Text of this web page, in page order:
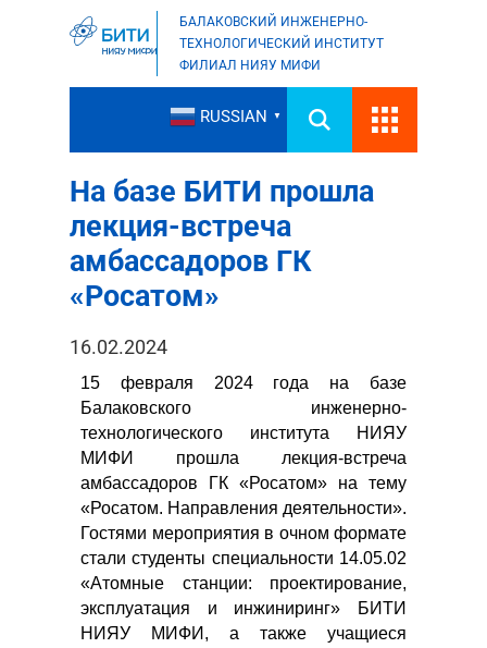
БАЛАКОВСКИЙ ИНЖЕНЕРНО-
ТЕХНОЛОГИЧЕСКИЙ ИНСТИТУТ
ФИЛИАЛ НИЯУ МИФИ
RUSSIAN ▼
На базе БИТИ прошла
лекция-встреча
амбассадоров ГК
«Росатом»
16.02.2024
15 февраля 2024 года на базе
Балаковского инженерно-
технологического института НИЯУ
МИФИ прошла лекция-встреча
амбассадоров ГК «Росатом» на тему
«Росатом. Направления деятельности».
Гостями мероприятия в очном формате
стали студенты специальности 14.05.02
«Атомные станции: проектирование,
эксплуатация и инжиниринг» БИТИ
НИЯУ МИФИ, а также учащиеся